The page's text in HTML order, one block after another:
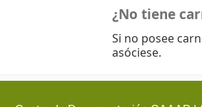
¿No tiene
Si no posee
asóciese.